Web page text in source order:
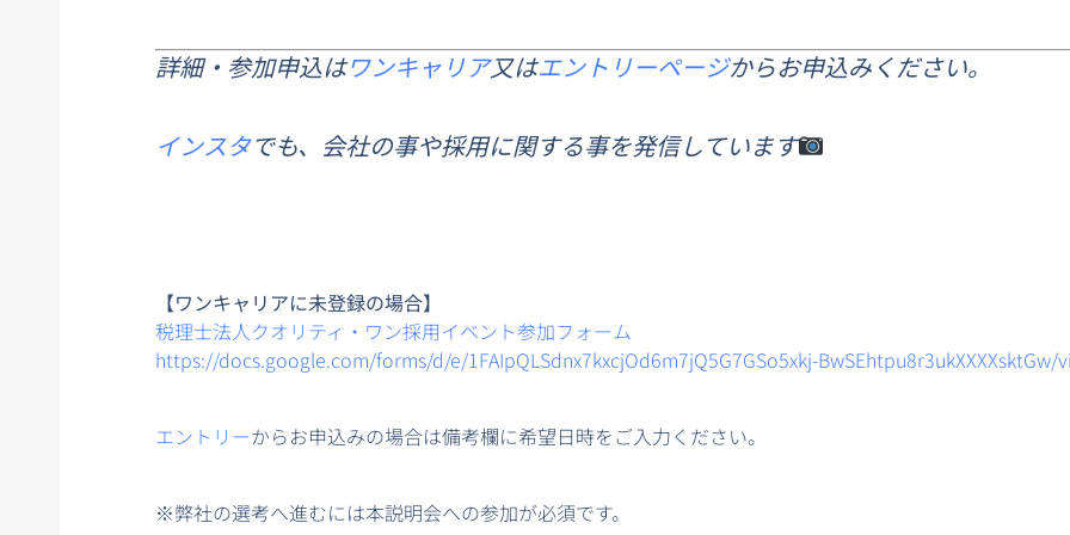
詳細・参加申込はワンキャリア又はエントリーページからお申込みください。
インスタでも、会社の事や採用に関する事を発信しています
【ワンキャリアに未登録の場合】
税理士法人クオリティ・ワン採用イベント参加フォーム
https://docs.google.com/forms/d/e/1FAIpQLSdnx7kxcjOd6m7jQ5G7GSo5xkj-BwSEhtpu8r3ukXXXXsktGw/
エントリーからお申込みの場合は備考欄に希望日時をご入力ください。
※弊社の選考へ進むには本説明会への参加が必須です。